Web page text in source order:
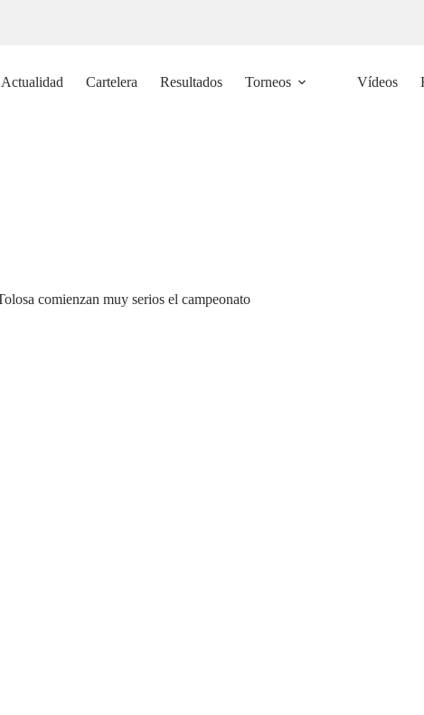
Actualidad Cartelera Resultados Torneos Vídeos